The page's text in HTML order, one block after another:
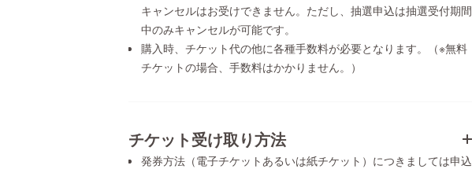
キャンセルはお受けできません。ただし、抽選申込は抽選受付期間
中のみキャンセルが可能です。
購入時、チケット代の他に各種手数料が必要となります。（※無料
チケットの場合、手数料はかかりません。）
チケット受け取り方法
発券方法（電子チケットあるいは紙チケット）につきましては申込